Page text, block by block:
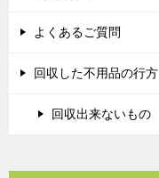
よくあるご質問
回収した不用品の行方
回収出来ないもの